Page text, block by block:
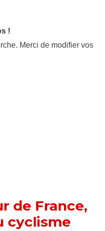
!
Merci de modifier vos
de France,
cyclisme